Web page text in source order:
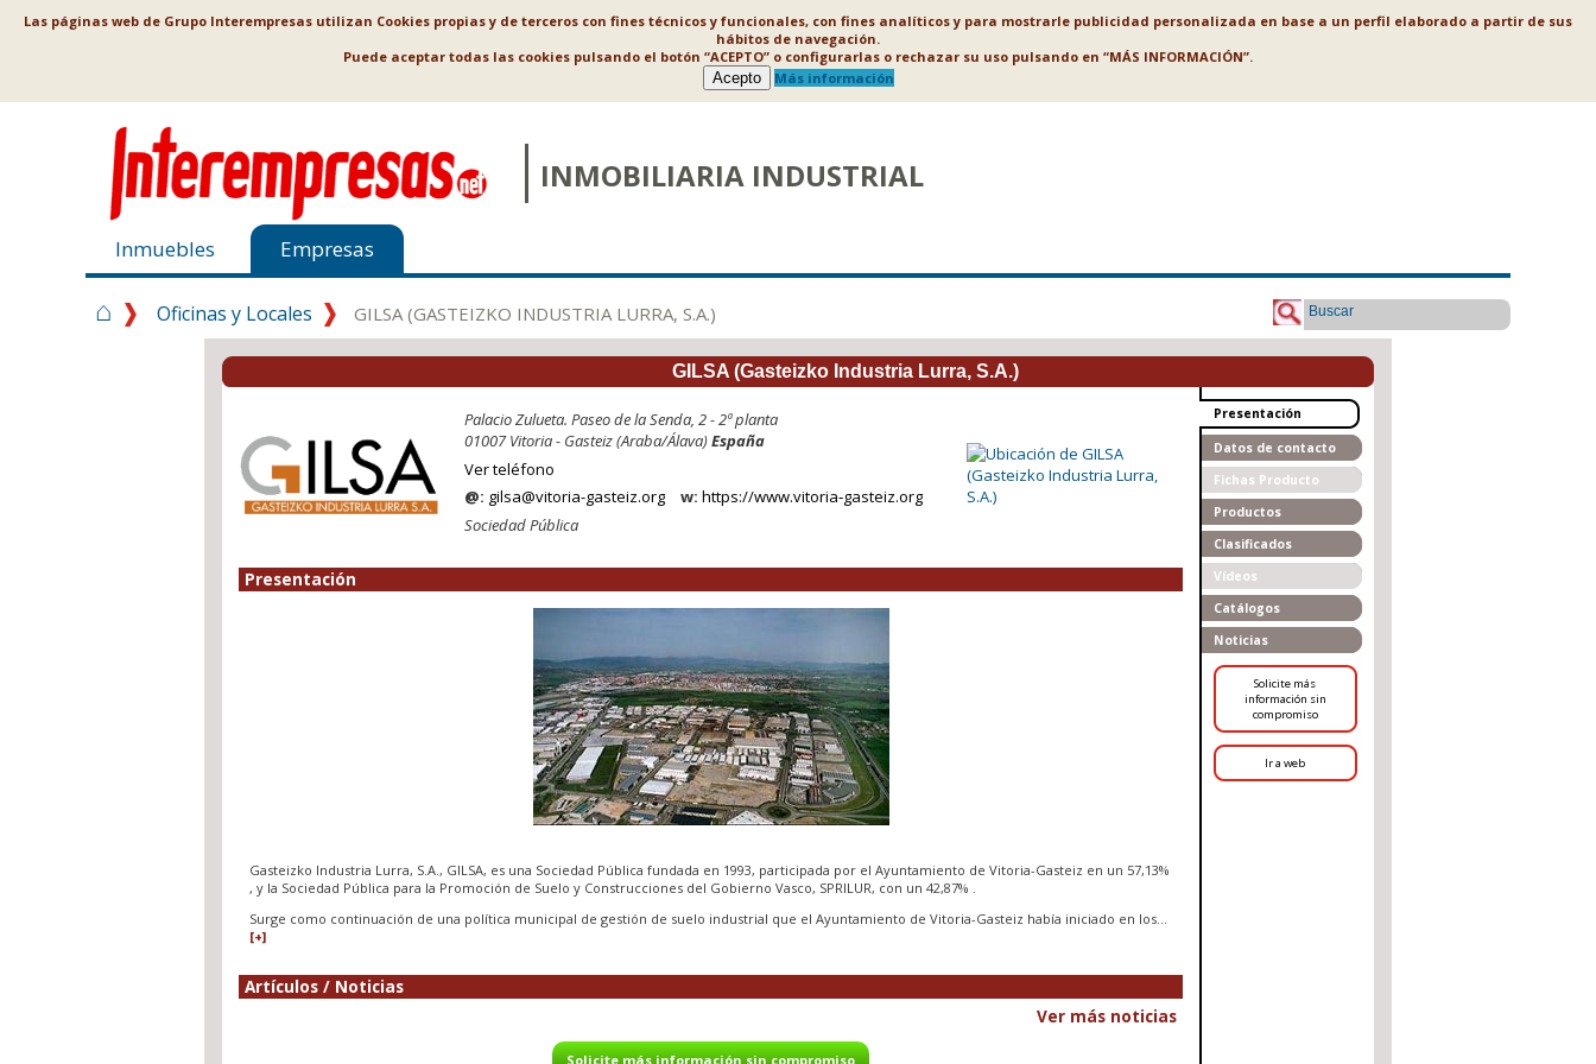
Las páginas web de Grupo Interempresas utilizan Cookies propias y de terceros con fines técnicos y funcionales, con fines analíticos y para mostrarle publicidad personalizada en base a un perfil elaborado a partir de sus
hábitos de navegación.
Puede aceptar todas las cookies pulsando el botón “ACEPTO” o configurarlas o rechazar su uso pulsando en “MÁS INFORMACIÓN”.
Acepto
Más información
INMOBILIARIA INDUSTRIAL
Inmuebles Empresas
⌂ Oficinas y Locales GILSA (GASTEIZKO INDUSTRIA LURRA, S.A.) Buscar
GILSA (Gasteizko Industria Lurra, S.A.)
Palacio Zulueta. Paseo de la Senda, 2 - 2ª planta
01007 Vitoria - Gasteiz (Araba/Álava)España
Ver teléfono
@: gilsa@vitoria-gasteiz.org w: https://www.vitoria‑gasteiz.org
Sociedad Pública
Presentación
Gasteizko Industria Lurra, S.A., GILSA, es una Sociedad Pública fundada en 1993, participada por el Ayuntamiento de Vitoria-Gasteiz en un 57,13%
, y la Sociedad Pública para la Promoción de Suelo y Construcciones del Gobierno Vasco, SPRILUR, con un 42,87% .
Surge como continuación de una política municipal de gestión de suelo industrial que el Ayuntamiento de Vitoria-Gasteiz había iniciado en los…
[+]
Artículos/ Noticias
Ver más noticias
Solicite más información sin compromiso
Presentación
Datos de contacto
Fichas Producto
Productos
Clasificados
Vídeos
Catálogos
Noticias
Solicite más
información sin
compromiso
Ir a web